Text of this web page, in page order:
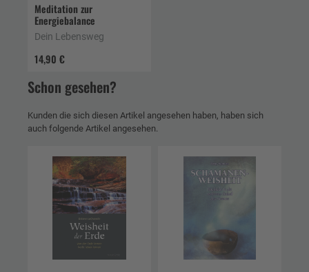
Meditation zur
Energiebalance
14,90 €
Dein Lebensweg
Schon gesehen?
Kunden die sich diesen Artikel angesehen haben, haben sich
auch folgende Artikel angesehen.